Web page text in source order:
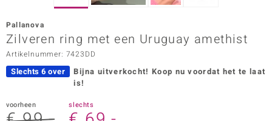
Vogue
in Italy
Paraíso
Pallanova
Zilveren ring met een Uruguay amethist
Artikelnummer: 7423DD
Slechts 6 over Bijna uitverkocht! Koop nu voordat het te laat
is!
voorheen slechts